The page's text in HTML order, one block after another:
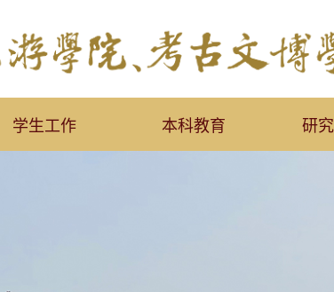
学生工作 本科教育 研